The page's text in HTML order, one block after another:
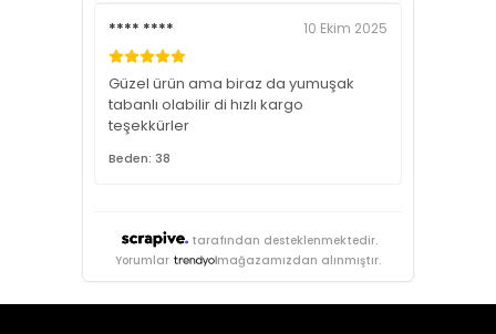
**** **** 10 Ekim 2025
Güzel ürün ama biraz da yumuşak
tabanlı olabilir di hızlı kargo
teşekkürler
Beden: 38
tarafından desteklenmektedir.
Yorumlar
mağazamızdan alınmıştır.